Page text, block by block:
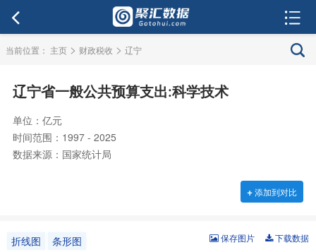
当前位置： 主页 > 财政税收 > 辽宁
辽宁省一般公共预算支出:科学技术
单位：亿元
时间范围：1997 - 2025
数据来源：国家统计局
+添加到对比
折线图 条形图 下载数据
保存图片